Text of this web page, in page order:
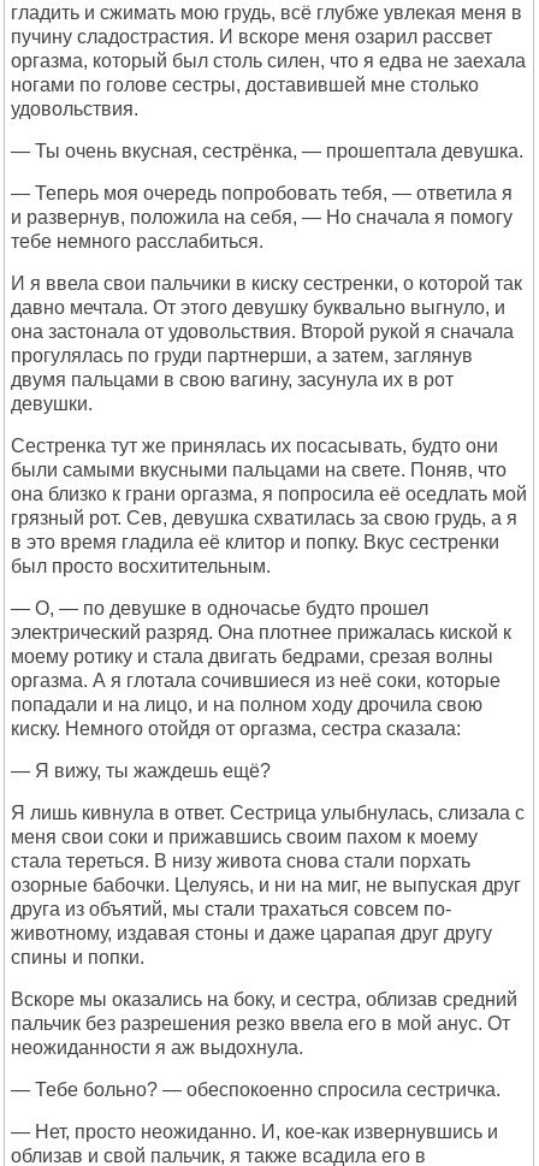
гладить и сжимать мою грудь, всё глубже увлекая меня в
пучину сладострастия. И вскоре меня озарил рассвет
оргазма, который был столь силен, что я едва не заехала
ногами по голове сестры, доставившей мне столько
удовольствия.
— Ты очень вкусная, сестрёнка, — прошептала девушка.
— Теперь моя очередь попробовать тебя, — ответила я
и развернув, положила на себя, — Но сначала я помогу
тебе немного расслабиться.
И я ввела свои пальчики в киску сестренки, о которой так
давно мечтала. От этого девушку буквально выгнуло, и
она застонала от удовольствия. Второй рукой я сначала
прогулялась по груди партнерши, а затем, заглянув
двумя пальцами в свою вагину, засунула их в рот
девушки.
Сестренка тут же принялась их посасывать, будто они
были самыми вкусными пальцами на свете. Поняв, что
она близко к грани оргазма, я попросила её оседлать мой
грязный рот. Сев, девушка схватилась за свою грудь, а я
в это время гладила её клитор и попку. Вкус сестренки
был просто восхитительным.
— О, — по девушке в одночасье будто прошел
электрический разряд. Она плотнее прижалась киской к
моему ротику и стала двигать бедрами, срезая волны
оргазма. А я глотала сочившиеся из неё соки, которые
попадали и на лицо, и на полном ходу дрочила свою
киску. Немного отойдя от оргазма, сестра сказала:
— Я вижу, ты жаждешь ещё?
Я лишь кивнула в ответ. Сестрица улыбнулась, слизала с
меня свои соки и прижавшись своим пахом к моему
стала тереться. В низу живота снова стали порхать
озорные бабочки. Целуясь, и ни на миг, не выпуская друг
друга из объятий, мы стали трахаться совсем по-
животному, издавая стоны и даже царапая друг другу
спины и попки.
Вскоре мы оказались на боку, и сестра, облизав средний
пальчик без разрешения резко ввела его в мой анус. От
неожиданности я аж выдохнула.
— Тебе больно? — обеспокоенно спросила сестричка.
— Нет, просто неожиданно. И, кое-как извернувшись и
облизав и свой пальчик, я также всадила его в